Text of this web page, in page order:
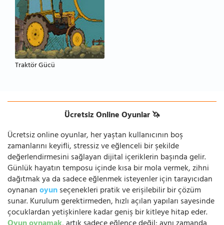
Traktör Gücü
Ücretsiz Online Oyunlar 🦄
Ücretsiz online oyunlar, her yaştan kullanıcının boş
zamanlarını keyifli, stressiz ve eğlenceli bir şekilde
değerlendirmesini sağlayan dijital içeriklerin başında gelir.
Günlük hayatın temposu içinde kısa bir mola vermek, zihni
dağıtmak ya da sadece eğlenmek isteyenler için tarayıcıdan
oynananoyunseçenekleri pratik ve erişilebilir bir çözüm
sunar. Kurulum gerektirmeden, hızlı açılan yapıları sayesinde
çocuklardan yetişkinlere kadar geniş bir kitleye hitap eder.